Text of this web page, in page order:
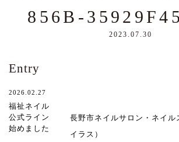
856B-
2023.07.30
長野市ネイルサロン・ネイ
イラス）
Entry
2026.02.27
福祉ネイル
公式ライン
始めました